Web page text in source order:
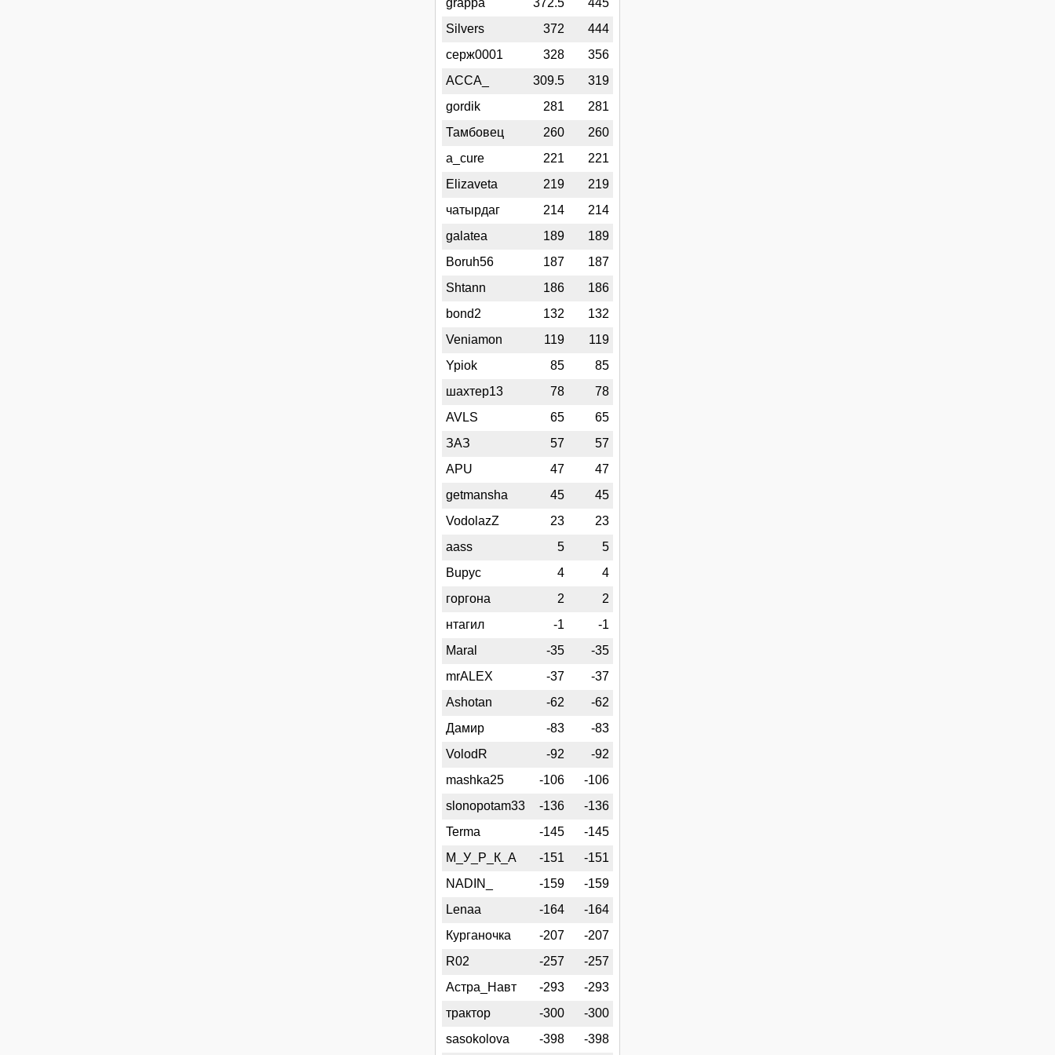
grappa 372.5
445
Silvers
372
444
серж0001
328
356
АССА_
309.5
319
gordik
281
281
Тамбовец
260
260
a_cure
221
221
Elizaveta
219
219
чатырдаг
214
214
galatea
189
189
Boruh56
187
187
Shtann
186
186
bond2
132
132
Veniamon
119
119
Ypiok
85
85
шахтер13
78
78
AVLS
65
65
ЗАЗ
57
57
APU
47
47
getmansha
45
45
VodolazZ
23
23
aass
5
5
Bupyc
4
4
горгона
2
2
нтагил
-1
-1
Maral
-35
-35
mrALEX
-37
-37
Ashotan
-62
-62
Дамир
-83
-83
VolodR
-92
-92
mashka25
-106
-106
slonopotam33
-136
-136
Terma
-145
-145
М_У_Р_К_А
-151
-151
NADIN_
-159
-159
Lenaa
-164
-164
Курганочка
-207
-207
R02
-257
-257
Астра_Навт
-293
-293
трактор
-300
-300
sasokolova
-398 -398